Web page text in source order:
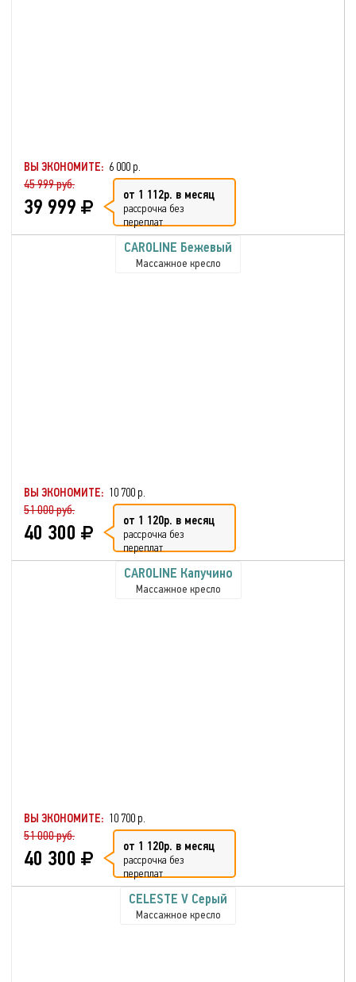
ВЫ ЭКОНОМИТЕ: 6 000 р.
45 999 руб.
39 999 от 1 112р. в месяц
рассрочка без
переплат
CAROLINE Бежевый
Массажное кресло
ВЫ ЭКОНОМИТЕ: 10 700 р.
51 000 руб.
40 300 от 1 120р. в месяц
рассрочка без
переплат
CAROLINE Капучино
Массажное кресло
ВЫ ЭКОНОМИТЕ: 10 700 р.
51 000 руб.
40 300 от 1 120р. в месяц
рассрочка без
переплат
CELESTE V Серый
Массажное кресло